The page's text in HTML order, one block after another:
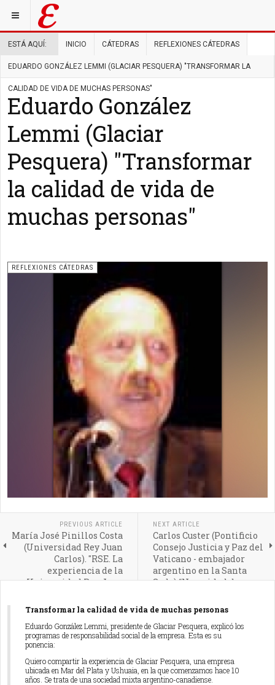
ESTÁ AQUÍ: INICIO CÁTEDRAS REFLEXIONES CÁTEDRAS
EDUARDO GONZÁLEZ LEMMI (GLACIAR PESQUERA) "TRANSFORMAR LA
CALIDAD DE VIDA DE MUCHAS PERSONAS"
Eduardo González
Lemmi (Glaciar
Pesquera) "Transformar
la calidad de vida de
muchas personas"
REFLEXIONES CÁTEDRAS
PREVIOUS ARTICLE
María José Pinillos Costa
(Universidad Rey Juan
Carlos). "RSE. La
experiencia de la
Universidad Rey Juan
NEXT ARTICLE
Carlos Custer (Pontificio
Consejo Justicia y Paz del
Vaticano - embajador
argentino en la Santa
Sede) “Necesidad de una
una cultura de diálogo”
Transformar la calidad de vida de muchas personas
Eduardo González Lemmi, presidente de Glaciar Pesquera, explicó los
programas de responsabilidad social de la empresa. Esta es su
ponencia:
Quiero compartir la experiencia de Glaciar Pesquera, una empresa
ubicada en Mar del Plata y Ushuaia, en la que comenzamos hace 10
años. Se trata de una sociedad mixta argentino-canadiense.